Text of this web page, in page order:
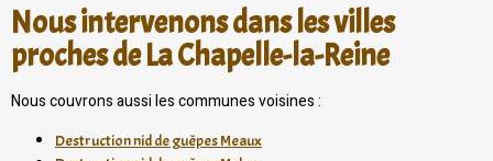
Nous intervenons dans les villes
proches de La Chapelle-la-Reine
Nous couvrons aussi les communes voisines :
Destruction nid de guêpes Meaux